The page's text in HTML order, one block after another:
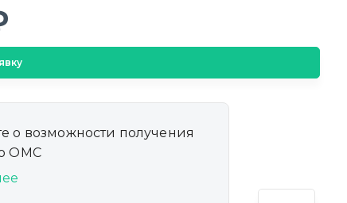
о возможности получения
ОМС